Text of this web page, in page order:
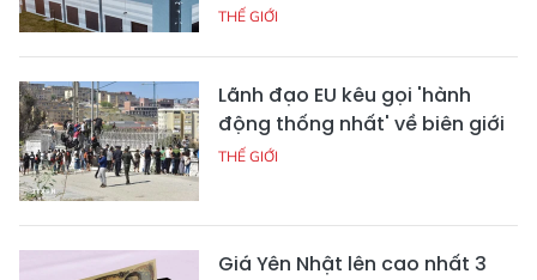
THẾ GIỚI
Lãnh đạo EU kêu gọi 'hành
động thống nhất' về biên giới
THẾ GIỚI
Giá Yên Nhật lên cao nhất 3